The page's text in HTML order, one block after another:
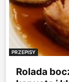
PRZEPISY
Rolada